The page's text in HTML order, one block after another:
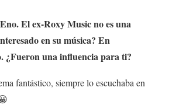
. El ex-Roxy Music no es una
en su música? En
. ¿Fueron una influencia para ti?
fantástico, siempre lo escuchaba en